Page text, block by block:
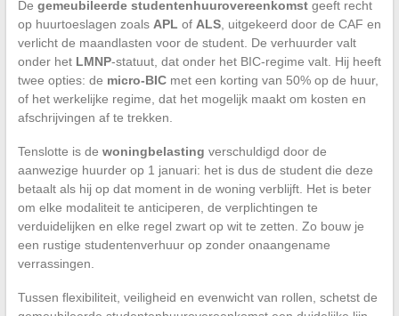
De gemeubileerde studentenhuurovereenkomstgeeft recht
op huurtoeslagen zoals APL of ALS, uitgekeerd door de CAF en
verlicht de maandlasten voor de student. De verhuurder valt
onder het LMNP-statuut, dat onder het BIC-regime valt. Hij heeft
twee opties: de micro-BICmet een korting van 50% op de huur,
of het werkelijke regime, dat het mogelijk maakt om kosten en
afschrijvingen af te trekken.
Tenslotte is de woningbelasting verschuldigd door de
aanwezige huurder op 1 januari: het is dus de student die deze
betaalt als hij op dat moment in de woning verblijft. Het is beter
om elke modaliteit te anticiperen, de verplichtingen te
verduidelijken en elke regel zwart op wit te zetten. Zo bouw je
een rustige studentenverhuur op zonder onaangename
verrassingen.
Tussen flexibiliteit, veiligheid en evenwicht van rollen, schetst de